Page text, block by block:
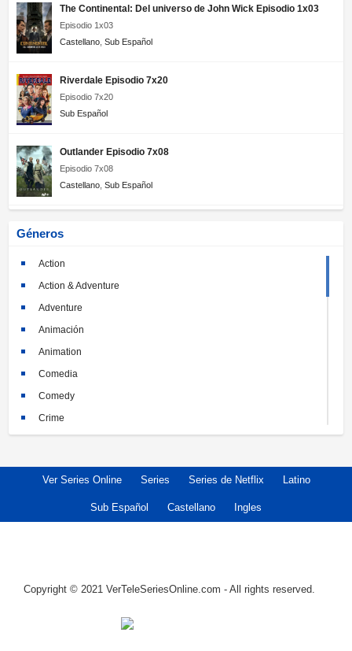
The Continental: Del universo de John Wick Episodio 1x03
Episodio 1x03
Castellano Sub Español
Riverdale Episodio 7x20
Episodio 7x20
Sub Español
Outlander Episodio 7x08
Episodio 7x08
Castellano Sub Español
Géneros
Action
Action & Adventure
Adventure
Animación
Animation
Comedia
Comedy
Crime
Documentary
Historia
Ver Series Online Series Series de Netflix Latino
Sub Español Castellano Ingles
Copyright © 2021 VerTeleSeriesOnline.com - All rights reserved.